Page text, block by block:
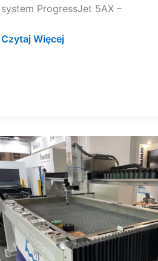
system ProgressJet 5AX –
Czytaj Więcej
5-
osiowa
głowica
uchylno-
obrotowa
z
napędem
bezpośrednim